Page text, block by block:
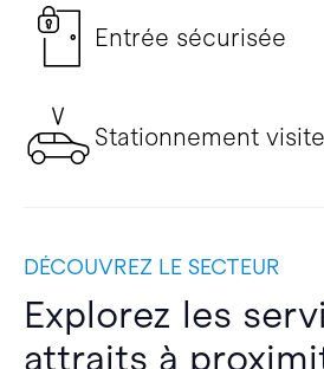
Entrée sécurisée
Stationnement
DÉCOUVREZ LE SECTEUR
Explorez les
attraits à